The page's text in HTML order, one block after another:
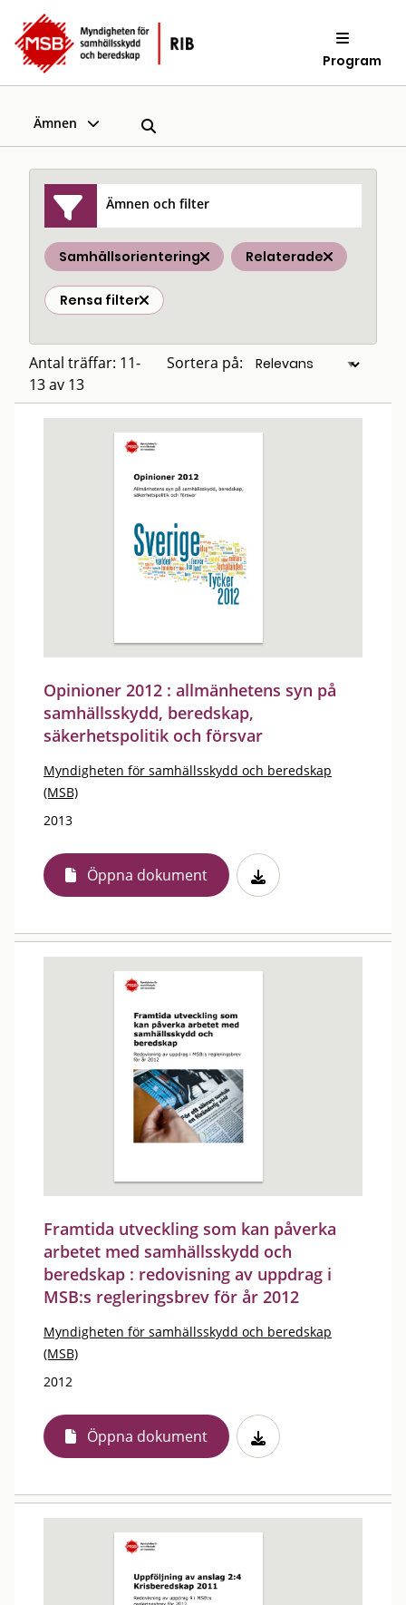
Program
Ämnen
Ämnen och filter
Samhällsorientering Relaterade
Rensa filter
Antal träffar: 11-
13 av 13
Sortera på:
Opinioner 2012 : allmänhetens syn på
samhällsskydd, beredskap,
säkerhetspolitik och försvar
Myndigheten för samhällsskydd och beredskap
(MSB)
2013
Öppna dokument
Framtida utveckling som kan påverka
arbetet med samhällsskydd och
beredskap : redovisning av uppdrag i
MSB:s regleringsbrev för år 2012
Myndigheten för samhällsskydd och beredskap
(MSB)
2012
Öppna dokument